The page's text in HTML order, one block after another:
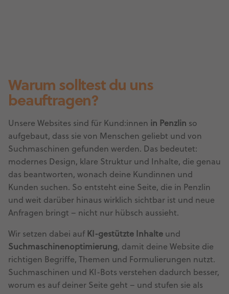
Warum solltest du uns
beauftragen?
Unsere Websites sind für Kund:innen in Penzlin so
aufgebaut, dass sie von Menschen geliebt und von
Suchmaschinen gefunden werden. Das bedeutet:
modernes Design, klare Struktur und Inhalte, die genau
das beantworten, wonach deine Kundinnen und
Kunden suchen. So entsteht eine Seite, die in Penzlin
und weit darüber hinaus wirklich sichtbar ist und neue
Anfragen bringt – nicht nur hübsch aussieht.
Wir setzen dabei auf KI-gestützte Inhalte und
Suchmaschinenoptimierung, damit deine Website die
richtigen Begriffe, Themen und Formulierungen nutzt.
Suchmaschinen und KI-Bots verstehen dadurch besser,
worum es auf deiner Seite geht – und stufen sie als